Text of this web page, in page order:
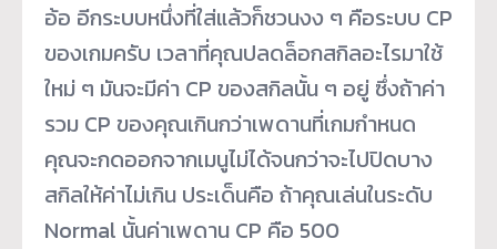
อ้อ อีกระบบหนึ่งที่ใส่แล้วก็ชวนงง ๆ คือระบบ CP
ของเกมครับ เวลาที่คุณปลดล็อกสกิลอะไรมาใช้
ใหม่ ๆ มันจะมีค่า CP ของสกิลนั้น ๆ อยู่ ซึ่งถ้าค่า
รวม CP ของคุณเกินกว่าเพดานที่เกมกำหนด
คุณจะกดออกจากเมนูไม่ได้จนกว่าจะไปปิดบาง
สกิลให้ค่าไม่เกิน ประเด็นคือ ถ้าคุณเล่นในระดับ
Normal นั้นค่าเพดาน CP คือ 500